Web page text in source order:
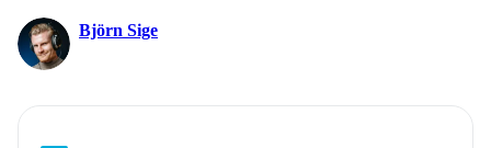
Björn Sige